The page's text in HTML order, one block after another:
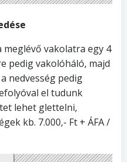
meglévő vakolatra egy 4
pedig vakolóháló, majd
nedvesség pedig
el tudunk
lehet glettelni,
kb. 7.000,- Ft + ÁFA /